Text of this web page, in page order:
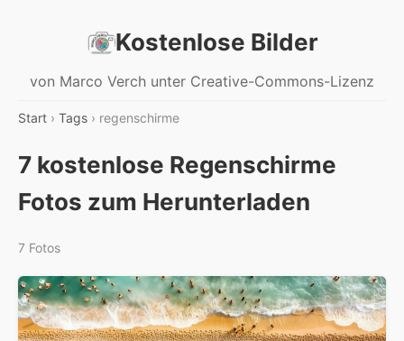
Kostenlose Bilder
von Marco Verch unter Creative-Commons-Lizenz
Start › Tags › regenschirme
7 kostenlose Regenschirme
Fotos zum Herunterladen
7 Fotos